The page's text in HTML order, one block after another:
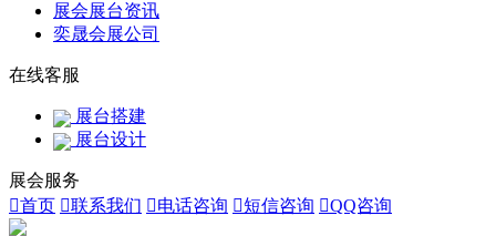
展会展台资讯
奕晟会展公司
在线客服
展台搭建
展台设计
展会服务
首页 联系我们 电话咨询 短信咨询 QQ咨询